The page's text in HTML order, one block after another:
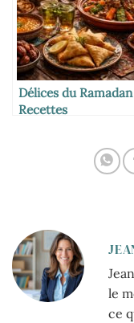
Délices du
Recettes
le
ce